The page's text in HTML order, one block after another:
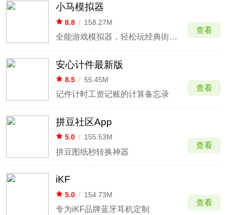
小马模拟器
8.8 / 158.27M
全能游戏模拟器，轻松玩经典街机与掌机
查看
安心计件最新版
8.5 / 55.45M
记件计时工资记账的计算备忘录
查看
拼豆社区App
5.0 / 155.53M
拼豆图纸秒转换神器
查看
iKF
5.0 / 154.73M
专为iKF品牌蓝牙耳机定制
查看